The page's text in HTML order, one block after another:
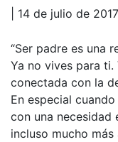
| 14 de julio de 2017
“Ser padre es una
Ya no vives para
conectada con la
En especial
con una necesidad
incluso mucho más